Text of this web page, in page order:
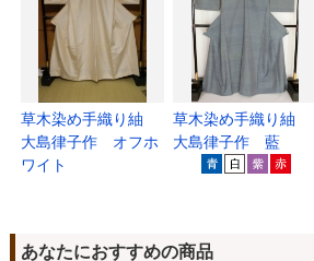
草木染め手織り紬
大島律子作 オフホ
ワイト
草木染め手織り紬
大島律子作 藍
あなたにおすすめの商品